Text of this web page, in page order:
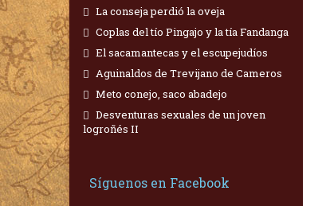
La conseja perdió la oveja
Coplas del tío Pingajo y la tía Fandanga
El sacamantecas y el escupejudíos
Aguinaldos de Trevijano de Cameros
Meto conejo, saco abadejo
Desventuras sexuales de un joven
logroñés II
Síguenos en Facebook